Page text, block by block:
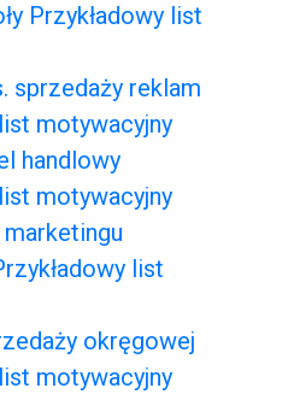
Przykładowy list
sprzedaży reklam
motywacyjny
handlowy
motywacyjny
list
okręgowej
motywacyjny